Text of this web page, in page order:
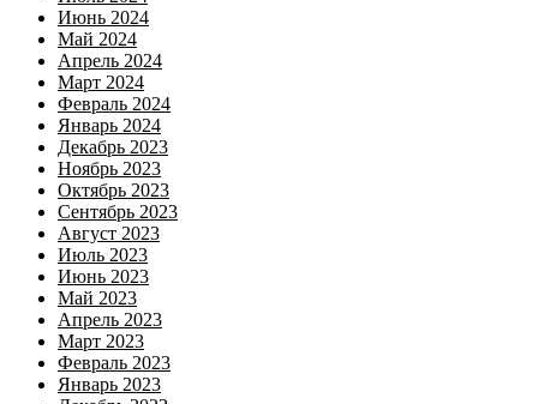
Июнь 2024
Май 2024
Апрель 2024
Март 2024
Февраль 2024
Январь 2024
Декабрь 2023
Ноябрь 2023
Октябрь 2023
Сентябрь 2023
Август 2023
Июль 2023
Июнь 2023
Май 2023
Апрель 2023
Март 2023
Февраль 2023
Январь 2023